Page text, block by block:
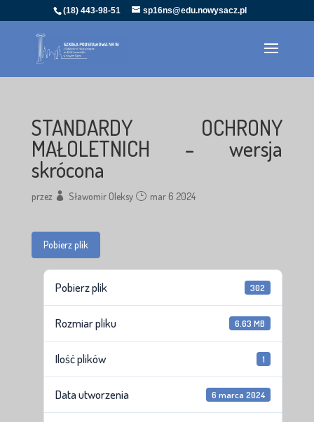
(18) 443-98-51 sp16ns@edu.nowysacz.pl
STANDARDY OCHRONY
MAŁOLETNICH – wersja
skrócona
przez Sławomir Oleksy mar 6 2024
Pobierz plik
Pobierz plik 302
Rozmiar pliku 6.63 MB
Ilość plików 1
Data utworzenia 6 marca 2024